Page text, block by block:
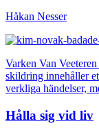
Håkan Nesser
Varken Van
skildring innehåller
verkliga händelser,
Hålla sig vid liv